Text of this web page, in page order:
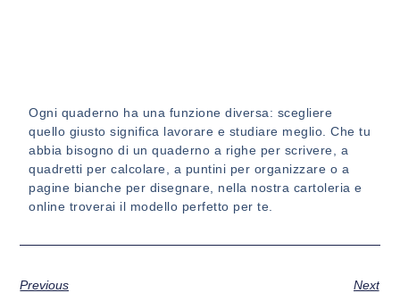
Ogni quaderno ha una funzione diversa: scegliere
quello giusto significa lavorare e studiare meglio. Che tu
abbia bisogno di un quaderno a righe per scrivere, a
quadretti per calcolare, a puntini per organizzare o a
pagine bianche per disegnare, nella nostra cartoleria e
online troverai il modello perfetto per te.
Previous Next